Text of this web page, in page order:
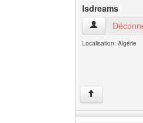
lsdreams
lsdreams Voir
Localisation: Algérie
↑